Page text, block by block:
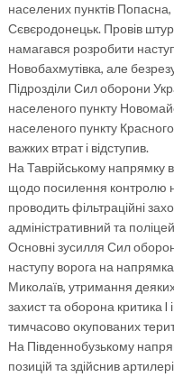
населених пунктів
Сєвєродонецьк. Провів
намагався розробити
Новобахмутівка, але
Підрозділи Сил оборони
населеного пункту
населеного пункту
важких втрат і відступив.
На Таврійському напрямку
щодо посилення контролю
проводить фільтраційні
адміністративний та
Основні зусилля Сил
наступу ворога на
Миколаїв, утримання
захист та оборона критика l
тимчасово окупованих
На Південнобузькому
позицій та здійснив